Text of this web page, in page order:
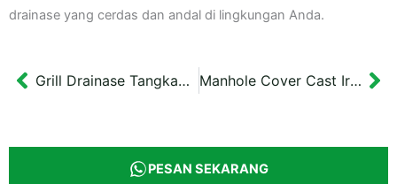
drainase yang cerdas dan andal di lingkungan Anda.
Prev Grill Drainase Tangkapan Air Dinas Banjarmasin 60×60 cm Manhole Cover Cast Iron Drainase Cikarang Diameter 65 cm
PESAN SEKARANG